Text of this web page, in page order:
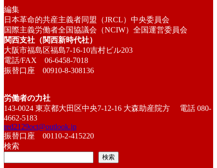
編集
日本革命的共産主義者同盟（JRCL）中央委員会
国際主義労働者全国協議会（NCIW）全国運営委員会
関西支社（関西新時代社）
大阪市福島区福島7-16-10吉村ビル203
電話/FAX 06-6458-7018
振替口座 00910-8-308136
労働者の力社
143-0024 東京都大田区中央7-12-16 大森助産院方 電話 080-
4662-5183
red2129oct@outlook.jp
振替口座 00110-2-415220
検索
検索